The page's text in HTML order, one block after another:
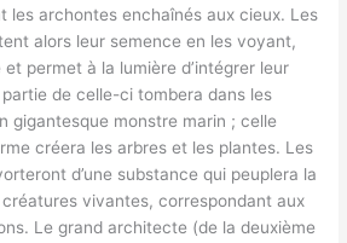
les archontes enchaînés aux cieux. Les
alors leur semence en les voyant,
permet à la lumière d’intégrer leur
de celle-ci tombera dans les
gigantesque monstre marin ; celle
créera les arbres et les plantes. Les
d’une substance qui peuplera la
vivantes, correspondant aux
Le grand architecte (de la deuxième